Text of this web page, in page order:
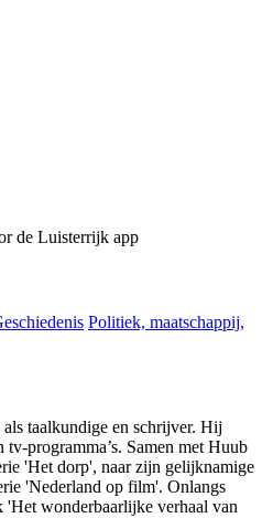
de Luisterrijk app
Politiek, maatschappij,
taalkundige en schrijver. Hij
programma’s. Samen met Huub
'Het dorp', naar zijn gelijknamige
'Nederland op film'. Onlangs
wonderbaarlijke verhaal van